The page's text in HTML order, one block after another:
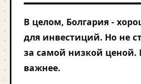
В целом, Болгария -
для инвестиций. Но не
за самой низкой ценой.
важнее.